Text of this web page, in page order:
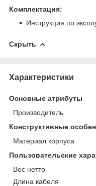
Комплектация:
Инструкция по
Скрыть
Характеристики
Основные атрибуты
Производитель
Конструктивные
Материал корпуса
Пользовательские
Вес нетто
Длина кабеля